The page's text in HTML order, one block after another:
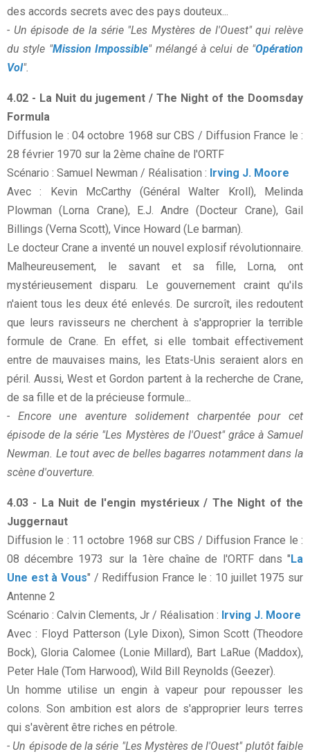
des accords secrets avec des pays douteux...
- Un épisode de la série "Les Mystères de l'Ouest" qui relève
du style "Mission Impossible" mélangé à celui de "Opération
Vol".
4.02 - La Nuit du jugement / The Night of the Doomsday
Formula
Diffusion le : 04 octobre 1968 sur CBS / Diffusion France le :
28 février 1970 sur la 2ème chaîne de l'ORTF
Scénario : Samuel Newman / Réalisation : Irving J. Moore
Avec : Kevin McCarthy (Général Walter Kroll), Melinda
Plowman (Lorna Crane), E.J. Andre (Docteur Crane), Gail
Billings (Verna Scott), Vince Howard (Le barman).
Le docteur Crane a inventé un nouvel explosif révolutionnaire.
Malheureusement, le savant et sa fille, Lorna, ont
mystérieusement disparu. Le gouvernement craint qu'ils
n'aient tous les deux été enlevés. De surcroît, iles redoutent
que leurs ravisseurs ne cherchent à s'approprier la terrible
formule de Crane. En effet, si elle tombait effectivement
entre de mauvaises mains, les Etats-Unis seraient alors en
péril. Aussi, West et Gordon partent à la recherche de Crane,
de sa fille et de la précieuse formule...
- Encore une aventure solidement charpentée pour cet
épisode de la série "Les Mystères de l'Ouest" grâce à Samuel
Newman. Le tout avec de belles bagarres notamment dans la
scène d'ouverture.
4.03 - La Nuit de l'engin mystérieux / The Night of the
Juggernaut
Diffusion le : 11 octobre 1968 sur CBS / Diffusion France le :
08 décembre 1973 sur la 1ère chaîne de l'ORTF dans "La
Une est à Vous" / Rediffusion France le : 10 juillet 1975 sur
Antenne 2
Scénario : Calvin Clements, Jr / Réalisation : Irving J. Moore
Avec : Floyd Patterson (Lyle Dixon), Simon Scott (Theodore
Bock), Gloria Calomee (Lonie Millard), Bart LaRue (Maddox),
Peter Hale (Tom Harwood), Wild Bill Reynolds (Geezer).
Un homme utilise un engin à vapeur pour repousser les
colons. Son ambition est alors de s'approprier leurs terres
qui s'avèrent être riches en pétrole.
- Un épisode de la série "Les Mystères de l'Ouest" plutôt faible